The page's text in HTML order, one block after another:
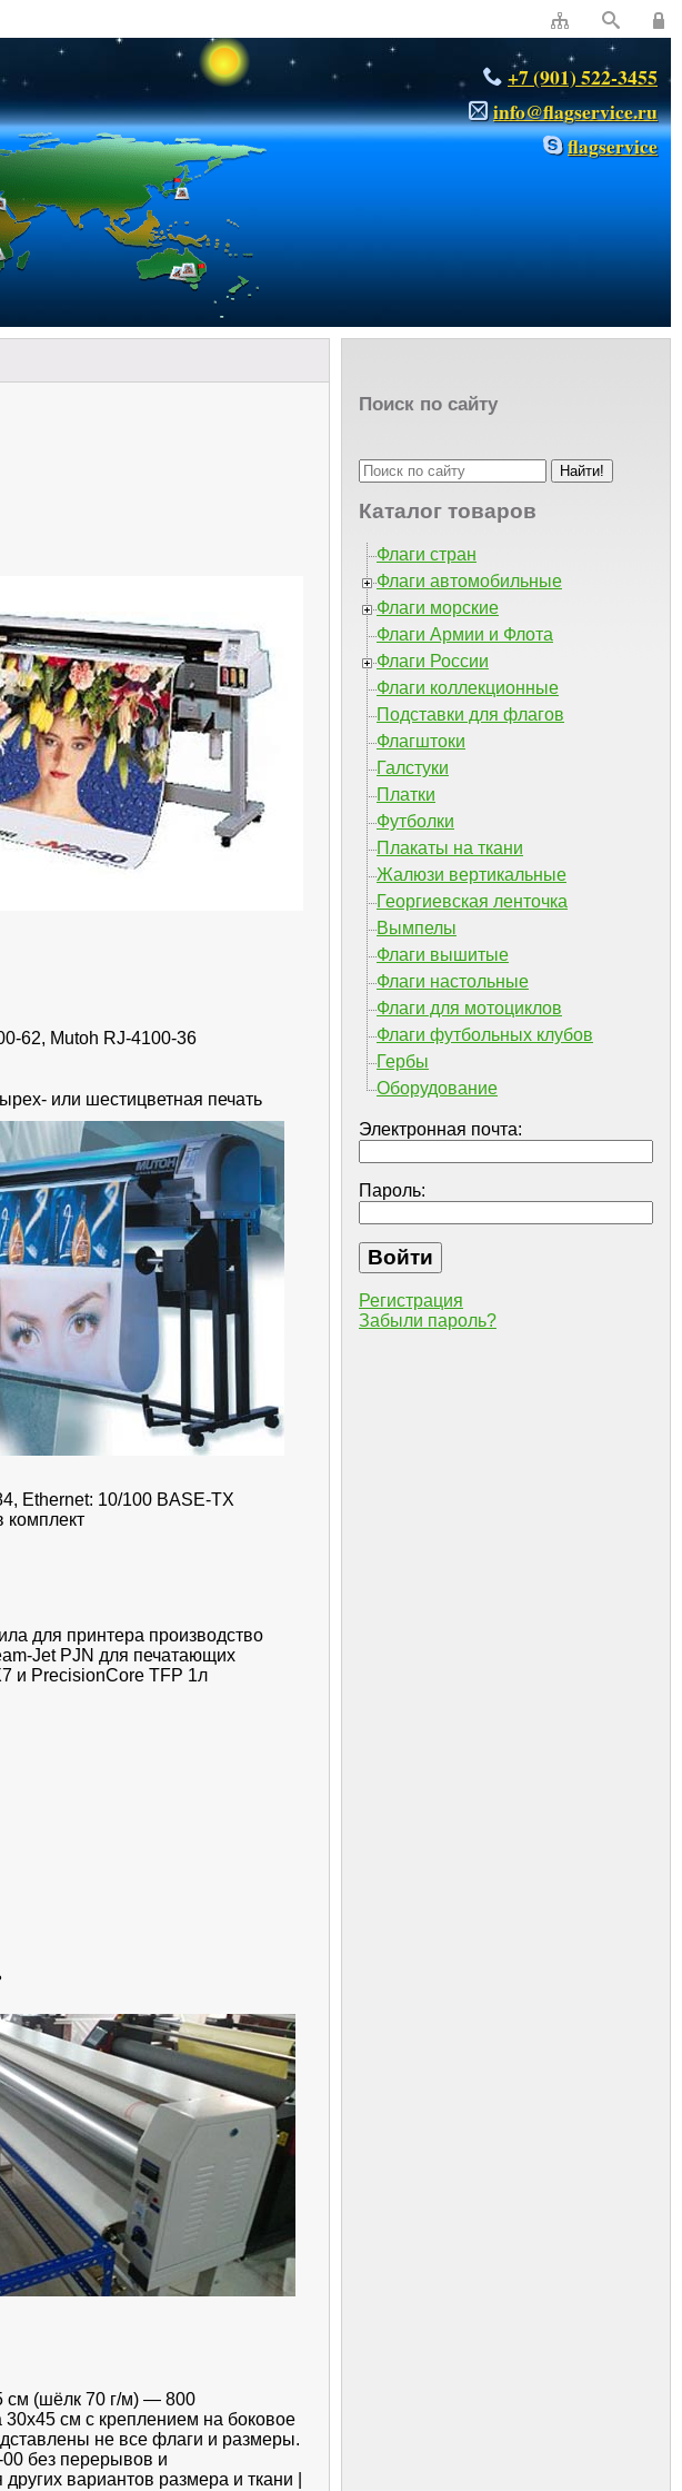
+7 (901) 522-3455
info@flagservice.ru
flagservice
62, Mutoh RJ-4100-36
или шестицветная печать
Ethernet: 10/100 BASE-TX
комплект
для принтера производство
Jet PJN для печатающих
и PrecisionCore TFP 1л
см (шёлк 70 г/м) — 800
см с креплением на боковое
не все флаги и размеры.
без перерывов и
вариантов размера и ткани |
Поиск по сайту
Каталог товаров
Флаги стран
Флаги автомобильные
Флаги морские
Флаги Армии и Флота
Флаги России
Флаги коллекционные
Подставки для флагов
Флагштоки
Галстуки
Платки
Футболки
Плакаты на ткани
Жалюзи вертикальные
Георгиевская ленточка
Вымпелы
Флаги вышитые
Флаги настольные
Флаги для мотоциклов
Флаги футбольных клубов
Гербы
Оборудование
Электронная почта:
Пароль:
Регистрация
Забыли пароль?